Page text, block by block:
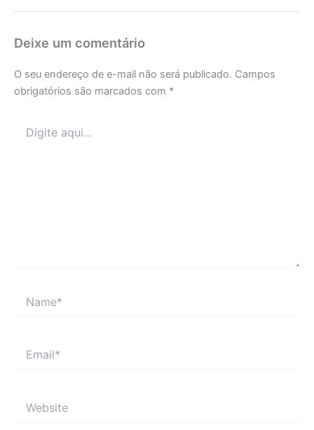
Deixe um comentário
O seu endereço de e-mail não será publicado. Campos
obrigatórios são marcados com *
aqui...